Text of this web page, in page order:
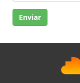
Enviar